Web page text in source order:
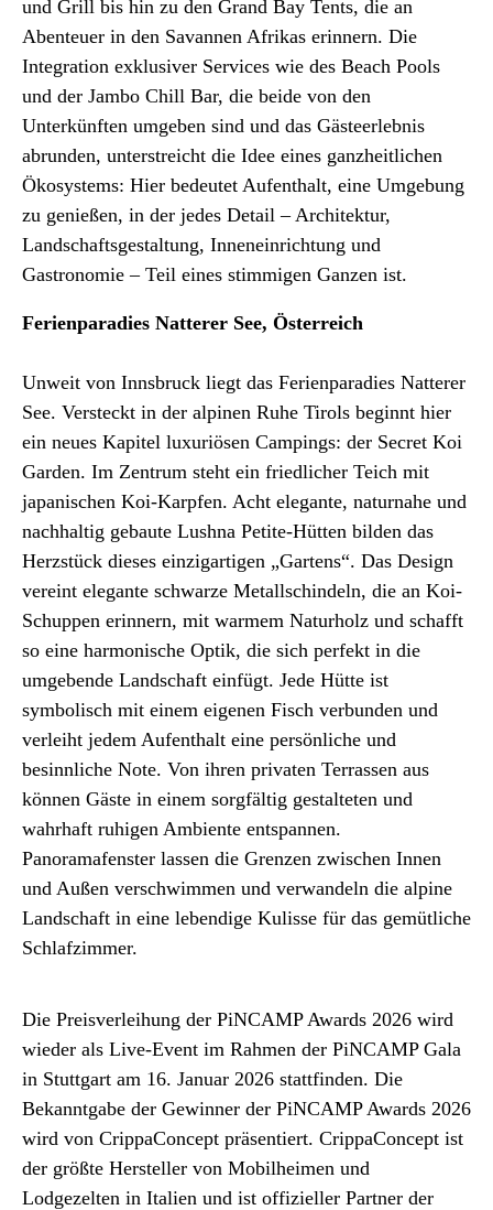
und Grill bis hin zu den Grand Bay Tents, die an
Abenteuer in den Savannen Afrikas erinnern. Die
Integration exklusiver Services wie des Beach Pools
und der Jambo Chill Bar, die beide von den
Unterkünften umgeben sind und das Gästeerlebnis
abrunden, unterstreicht die Idee eines ganzheitlichen
Ökosystems: Hier bedeutet Aufenthalt, eine Umgebung
zu genießen, in der jedes Detail – Architektur,
Landschaftsgestaltung, Inneneinrichtung und
Gastronomie – Teil eines stimmigen Ganzen ist.
Ferienparadies Natterer See, Österreich
Unweit von Innsbruck liegt das Ferienparadies Natterer
See. Versteckt in der alpinen Ruhe Tirols beginnt hier
ein neues Kapitel luxuriösen Campings: der Secret Koi
Garden. Im Zentrum steht ein friedlicher Teich mit
japanischen Koi-Karpfen. Acht elegante, naturnahe und
nachhaltig gebaute Lushna Petite-Hütten bilden das
Herzstück dieses einzigartigen „Gartens“. Das Design
vereint elegante schwarze Metallschindeln, die an Koi-
Schuppen erinnern, mit warmem Naturholz und schafft
so eine harmonische Optik, die sich perfekt in die
umgebende Landschaft einfügt. Jede Hütte ist
symbolisch mit einem eigenen Fisch verbunden und
verleiht jedem Aufenthalt eine persönliche und
besinnliche Note. Von ihren privaten Terrassen aus
können Gäste in einem sorgfältig gestalteten und
wahrhaft ruhigen Ambiente entspannen.
Panoramafenster lassen die Grenzen zwischen Innen
und Außen verschwimmen und verwandeln die alpine
Landschaft in eine lebendige Kulisse für das gemütliche
Schlafzimmer.
Die Preisverleihung der PiNCAMP Awards 2026 wird
wieder als Live-Event im Rahmen der PiNCAMP Gala
in Stuttgart am 16. Januar 2026 stattfinden. Die
Bekanntgabe der Gewinner der PiNCAMP Awards 2026
wird von CrippaConcept präsentiert. CrippaConcept ist
der größte Hersteller von Mobilheimen und
Lodgezelten in Italien und ist offizieller Partner der